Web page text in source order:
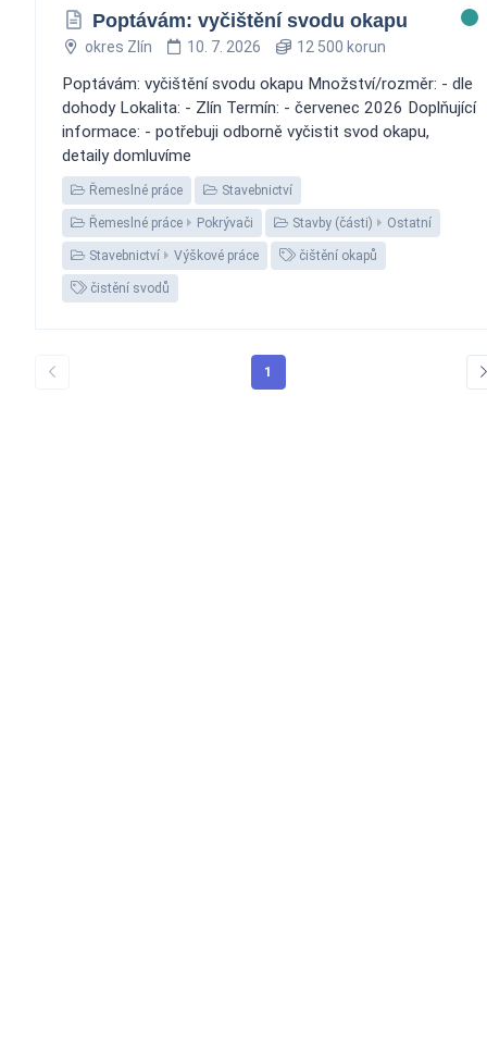
Poptávám: vyčištění svodu okapu
okres Zlín 10. 7. 2026 12 500 korun
Poptávám: vyčištění svodu okapu Množství/rozměr: - dle
dohody Lokalita: - Zlín Termín: - červenec 2026 Doplňující
informace: - potřebuji odborně vyčistit svod okapu,
detaily domluvíme
Řemeslné práce Stavebnictví
Řemeslné práce Pokrývači Stavby (části) Ostatní
Stavebnictví Výškové práce čištění okapů
čistění svodů
1